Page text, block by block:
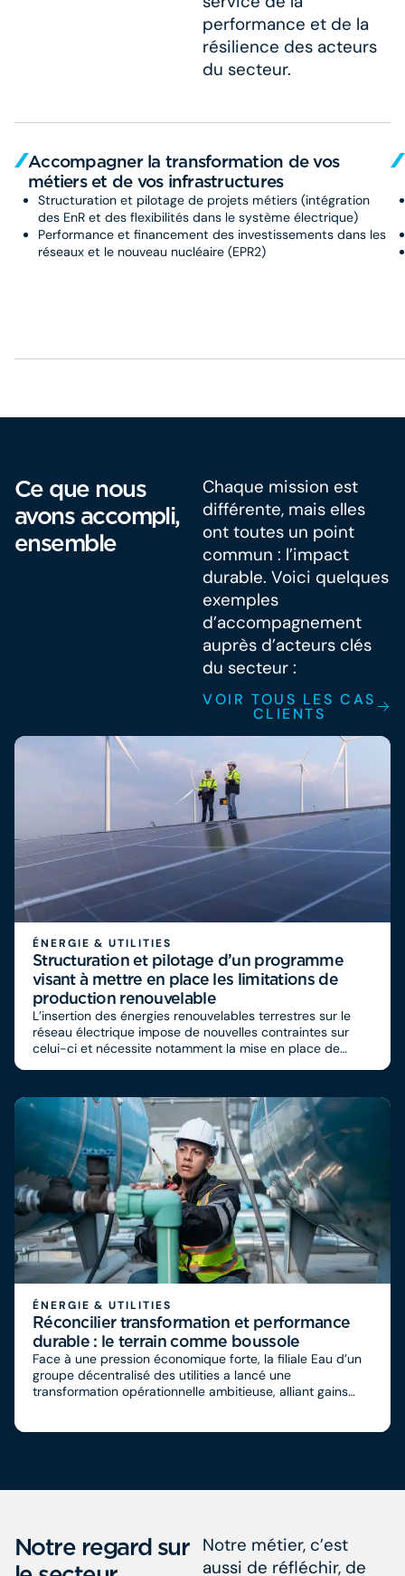
performance et de la
résilience des acteurs
du secteur.
Accompagner la transformation de vos
métiers et de vos infrastructures​
Structuration et pilotage de projets métiers (intégration
des EnR et des flexibilités dans le système électrique)​
Performance et financement des investissements dans les
réseaux et le nouveau nucléaire (EPR2)​
Ce que nous
avons accompli,
ensemble
Chaque mission est
différente, mais elles
ont toutes un point
commun : l’impact
durable. Voici quelques
exemples
d’accompagnement
auprès d’acteurs clés
du secteur :
VOIR TOUS LES CAS
CLIENTS
ÉNERGIE & UTILITIES
Structuration et pilotage d’un programme
visant à mettre en place les limitations de
production renouvelable
L’insertion des énergies renouvelables terrestres sur le
réseau électrique impose de nouvelles contraintes sur
celui-ci et nécessite notamment la mise en place de
ÉNERGIE & UTILITIES
Réconcilier transformation et performance
durable : le terrain comme boussole
Face à une pression économique forte, la filiale Eau d’un
groupe décentralisé des utilities a lancé une
transformation opérationnelle ambitieuse, alliant gains
Notre regard sur
Notre métier, c’est
aussi de réfléchir, de